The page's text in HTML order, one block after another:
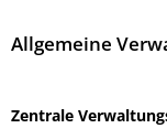
Allgemeine
Zentrale